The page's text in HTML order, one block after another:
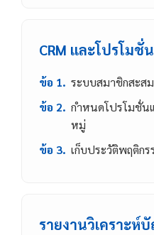
CRM และโปรโมชั่น
ข้อ 1. ระบบสมาชิกสะส
ข้อ 2. กำหนดโปรโมชั่น
หมู่
ข้อ 3. เก็บประวัติพฤติก
รายงานวิเคราะห์